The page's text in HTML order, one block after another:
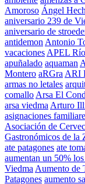
Amoroso Ángel
aniversario 239 de
aniversario de
antidemon Antonio
vacaciones APEL
apuñalado aquaman
Montero aRGra ARI
armas no letales
comallo Arsa El
arsa viedma Arturo
asignaciones
Asociación de
Gastronómicos de la
ate patagones ate
aumentan un 50%
Viedma Aumento de
Patagones aumento